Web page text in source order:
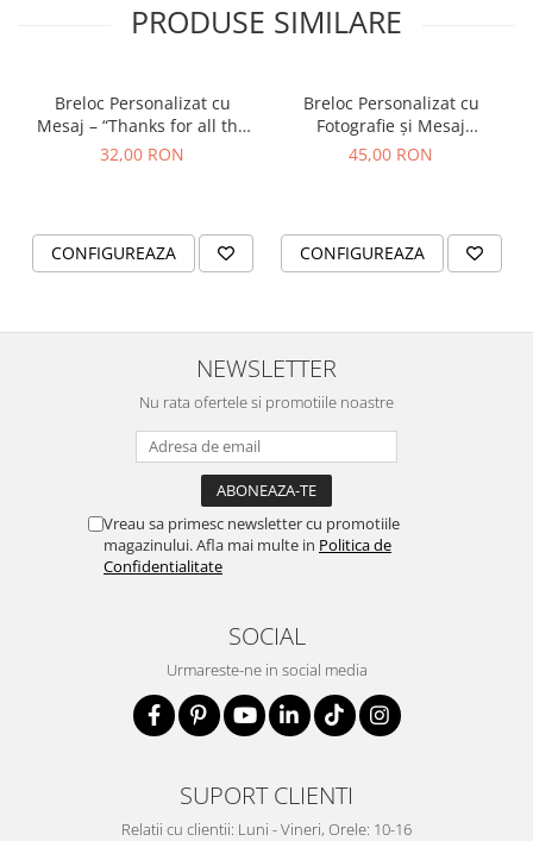
PRODUSE SIMILARE
Breloc Personalizat cu
Mesaj – “Thanks for all the
orgasms” – Cadou Amuzant
32,00 RON
CONFIGUREAZA
Breloc Personalizat cu
Fotografie și Mesaj
Imprimat – Cadou
45,00 RON
CONFIGUREAZA
NEWSLETTER
Nu rata ofertele si promotiile noastre
Vreau sa primesc newsletter cu promotiile
magazinului. Afla mai multe in Politica de
Confidentialitate
SOCIAL
Urmareste-ne in social media
SUPORT CLIENTI
Relatii cu clientii: Luni - Vineri, Orele: 10-16